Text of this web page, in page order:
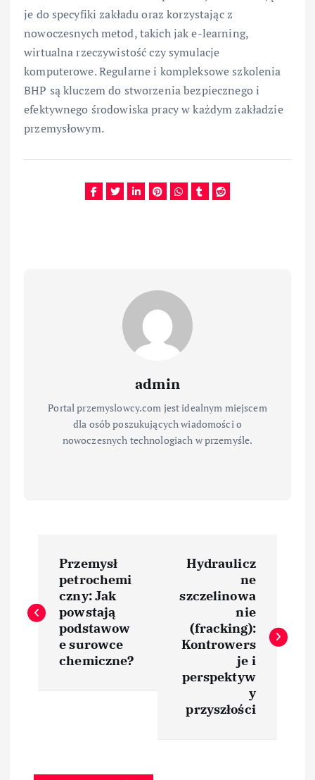
je do specyfiki zakładu oraz korzystając z
nowoczesnych metod, takich jak e-learning,
wirtualna rzeczywistość czy symulacje
komputerowe. Regularne i kompleksowe szkolenia
BHP są kluczem do stworzenia bezpiecznego i
efektywnego środowiska pracy w każdym zakładzie
przemysłowym.
admin
Portal przemyslowcy.com jest idealnym miejscem
dla osób poszukujących wiadomości o
nowoczesnych technologiach w przemyśle.
w
Przemysł
petrochemi
czny: Jak
powstają
podstawow
e surowce
chemiczne?
Hydraulicz
ne
szczelinowa
nie
(fracking):
Kontrowers
je i
perspektyw
y
przyszłości